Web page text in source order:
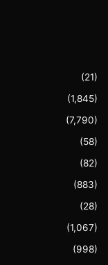
(21)
(1,845)
(7,790)
(58)
(82)
(883)
(28)
(1,067)
(998)